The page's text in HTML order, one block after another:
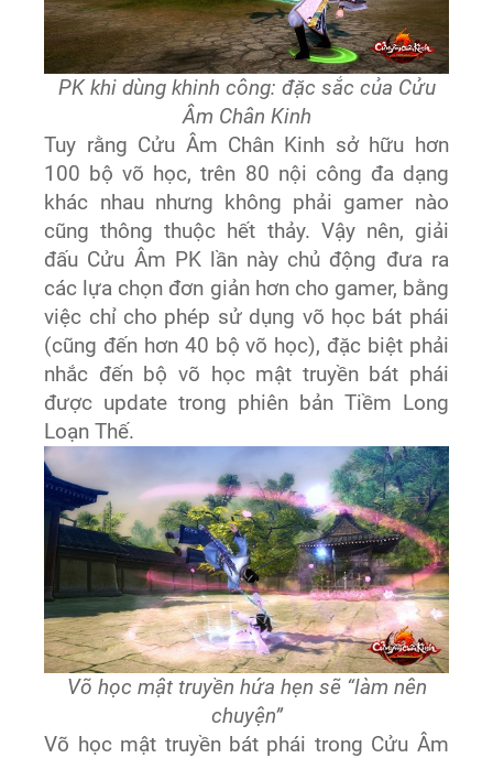
PK khi dùng khinh công: đặc sắc của Cửu
Âm Chân Kinh
Tuy rằng Cửu Âm Chân Kinh sở hữu hơn
100 bộ võ học, trên 80 nội công đa dạng
khác nhau nhưng không phải gamer nào
cũng thông thuộc hết thảy. Vậy nên, giải
đấu Cửu Âm PK lần này chủ động đưa ra
các lựa chọn đơn giản hơn cho gamer, bằng
việc chỉ cho phép sử dụng võ học bát phái
(cũng đến hơn 40 bộ võ học), đặc biệt phải
nhắc đến bộ võ học mật truyền bát phái
được update trong phiên bản Tiềm Long
Loạn Thế.
Võ học mật truyền hứa hẹn sẽ “làm nên
chuyện”
Võ học mật truyền bát phái trong Cửu Âm